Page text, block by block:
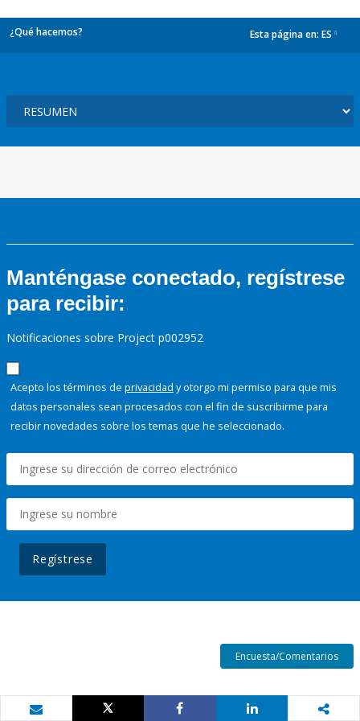
¿Qué hacemos? Esta página en: ES
Manténgase conectado, regístrese
para recibir:
Notificaciones sobre Project p002952
Acepto los términos de privacidad y otorgo mi permiso para que mis
datos personales sean procesados con el fin de suscribirme para
recibir novedades sobre los temas que he seleccionado.
Regístrese
Encuesta/Comentarios